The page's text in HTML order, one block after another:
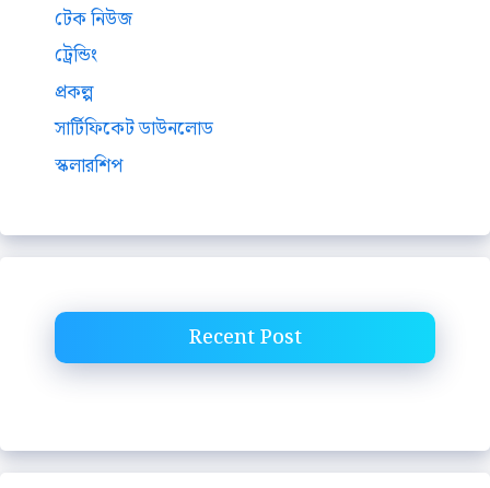
টেক নিউজ
ট্রেন্ডিং
প্রকল্প
সার্টিফিকেট ডাউনলোড
স্কলারশিপ
Recent Post